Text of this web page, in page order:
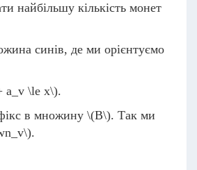
найбільшу кількість монет
синів, де ми орієнтуємо
a_v \le x\).
в множину \(B\). Так ми
.